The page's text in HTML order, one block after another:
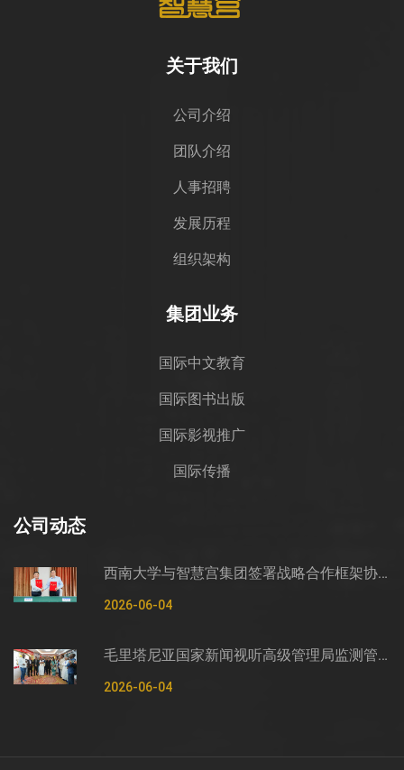
关于我们
公司介绍
团队介绍
人事招聘
发展历程
组织架构
集团业务
国际中文教育
国际图书出版
国际影视推广
国际传播
公司动态
西南大学与智慧宫集团签署战略合作框架协议
2026-06-04
毛里塔尼亚国家新闻视听高级管理局监测管控司司长穆罕默德·哈桑·埃萨利姆一行莅临智慧宫调研
2026-06-04